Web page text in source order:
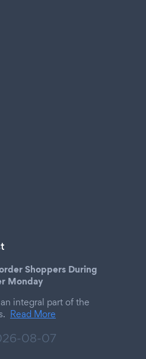
Shoppers During
Monday
integral part of the
Read More
08-07